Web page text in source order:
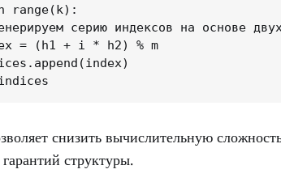
range(k):
серию индексов на основе
= (h1 + i * h2) % m
снизить вычислительную
структуры.